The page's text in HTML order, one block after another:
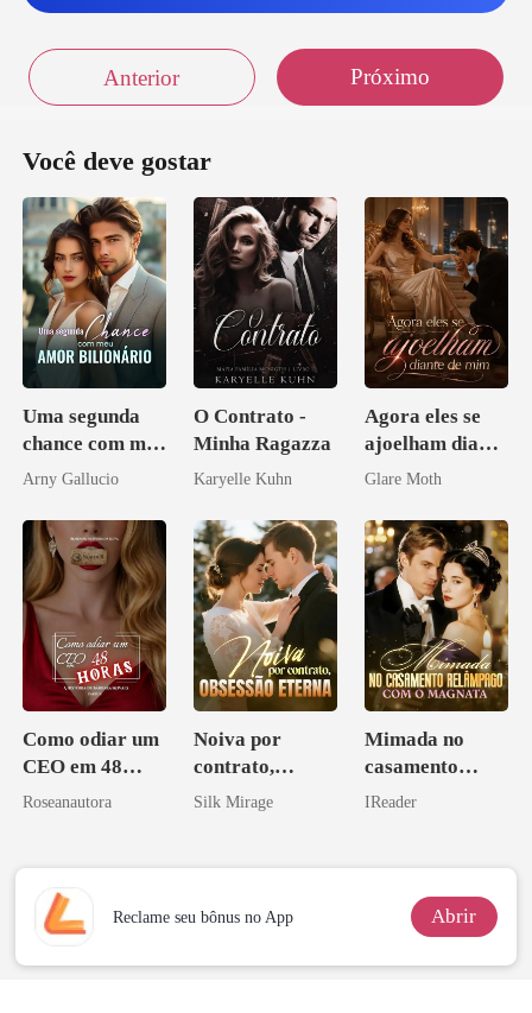
Anterior Próximo
Você deve gostar
Uma segunda
chance com meu
amor bilionário
Arny Gallucio
O Contrato -
Minha Ragazza
Karyelle Kuhn
Agora eles se
ajoelham diante
de mim
Glare Moth
Como odiar um
CEO em 48
horas
Roseanautora
Noiva por
contrato,
obsessão eterna
Silk Mirage
Mimada no
casamento
relâmpago com
IReader
Reclame seu bônus no App Abrir